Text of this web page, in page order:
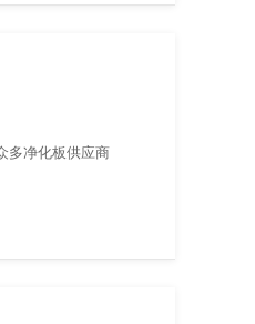
多净化板供应商